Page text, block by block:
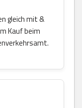
gleich mit &
Kauf beim